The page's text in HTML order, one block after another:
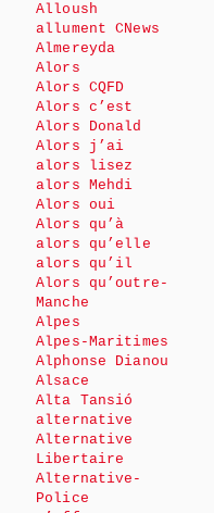
Alloush
allument CNews
Almereyda
Alors
Alors CQFD
Alors c’est
Alors Donald
Alors j’ai
alors lisez
alors Mehdi
Alors oui
Alors qu’à
alors qu’elle
alors qu’il
Alors qu’outre-
Manche
Alpes
Alpes-Maritimes
Alphonse Dianou
Alsace
Alta Tansió
alternative
Alternative
Libertaire
Alternative-
Police